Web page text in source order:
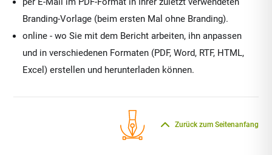
Branding-Vorlage (beim ersten Mal ohne Branding).
online - wo Sie mit dem Bericht arbeiten, ihn anpassen
und in verschiedenen Formaten (PDF, Word, RTF, HTML,
Excel) erstellen und herunterladen können.
Zurück zum Seitenanfang